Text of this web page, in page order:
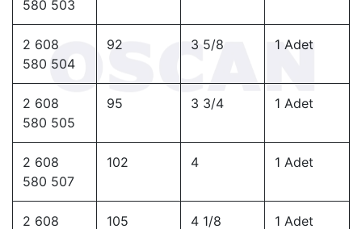
580 503
2 608
580 504
92 3 5/8 1 Adet
2 608
580 505
95 3 3/4 1 Adet
2 608
580 507
102 4 1 Adet
2 608
105 4 1/8 1 Adet